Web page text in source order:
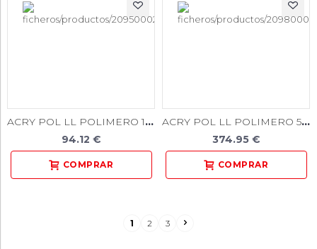
ACRY POL LL POLIMERO 1.000 GR.
94.12 €
ACRY POL LL POLIMERO 5.000 GR.
374.95 €
1 2 3